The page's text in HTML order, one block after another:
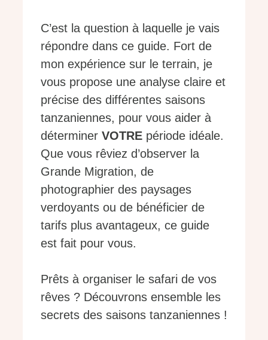
C’est la question à laquelle je vais
répondre dans ce guide. Fort de
mon expérience sur le terrain, je
vous propose une analyse claire et
précise des différentes saisons
tanzaniennes, pour vous aider à
déterminer VOTRE période idéale.
Que vous rêviez d’observer la
Grande Migration, de
photographier des paysages
verdoyants ou de bénéficier de
tarifs plus avantageux, ce guide
est fait pour vous.
Prêts à organiser le safari de vos
rêves ? Découvrons ensemble les
secrets des saisons tanzaniennes !